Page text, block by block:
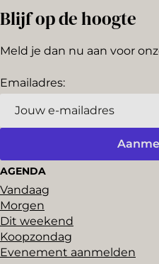
Blijf op de hoogte
Meld je dan nu aan voor
Emailadres:
AGENDA
Vandaag
Morgen
Dit weekend
Koopzondag
Evenement aanmelden